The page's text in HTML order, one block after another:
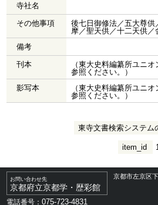
寺社名
その他事項
後七日御修法／五大尊
摩／聖天供／十二天供／
備考
刊本
（東大史料編纂所ユニ
参照ください。）
影写本
（東大史料編纂所ユニ
参照ください。）
東寺文書検索システム
item_id
お問い合わせ先
京都府立京都学・歴彩館
京都市左京区
電話番号：075-723-4831